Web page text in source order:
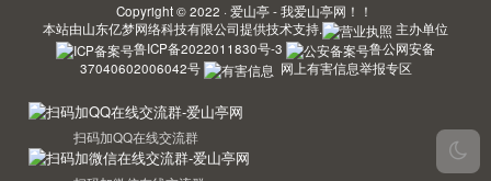
Copyright © 2022 · 爱山亭 - 我爱山亭网！！
本站由山东亿梦网络科技有限公司提供技术支持.
主办单位
鲁ICP备2022011830号-3
鲁公网安备
37040602006042号
网上有害信息举报专区
扫码加QQ在线交流群